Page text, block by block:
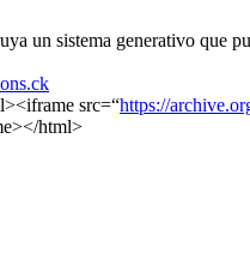
un sistema generativo que
src=“https://
html>